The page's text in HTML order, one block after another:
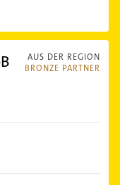
AUS DER REGION
BRONZE PARTNER